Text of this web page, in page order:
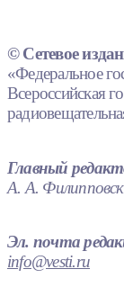
© Сетевое
«Федеральное
Всероссийская
Главный
А. А.
Эл. почта
info@vesti.ru